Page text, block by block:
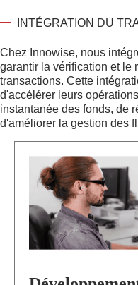
INTÉGRATION DU
Chez Innowise, nous
garantir la vérification et le
transactions. Cette
d'accélérer leurs
instantanée des fonds, de
d'améliorer la gestion des